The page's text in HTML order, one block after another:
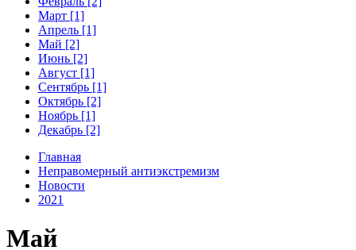
Март [1]
Апрель [1]
Май [2]
Июнь [2]
Август [1]
Сентябрь [1]
Октябрь [2]
Ноябрь [1]
Декабрь [2]
Главная
Неправомерный антиэкстремизм
Новости
2021
Май